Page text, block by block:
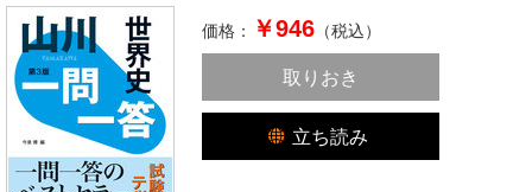
価格： ￥946 （税込）
取りおき
立ち読み